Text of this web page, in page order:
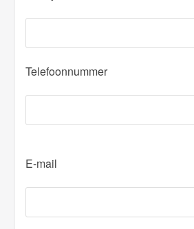
Telefoonnummer
l
e
E-mail